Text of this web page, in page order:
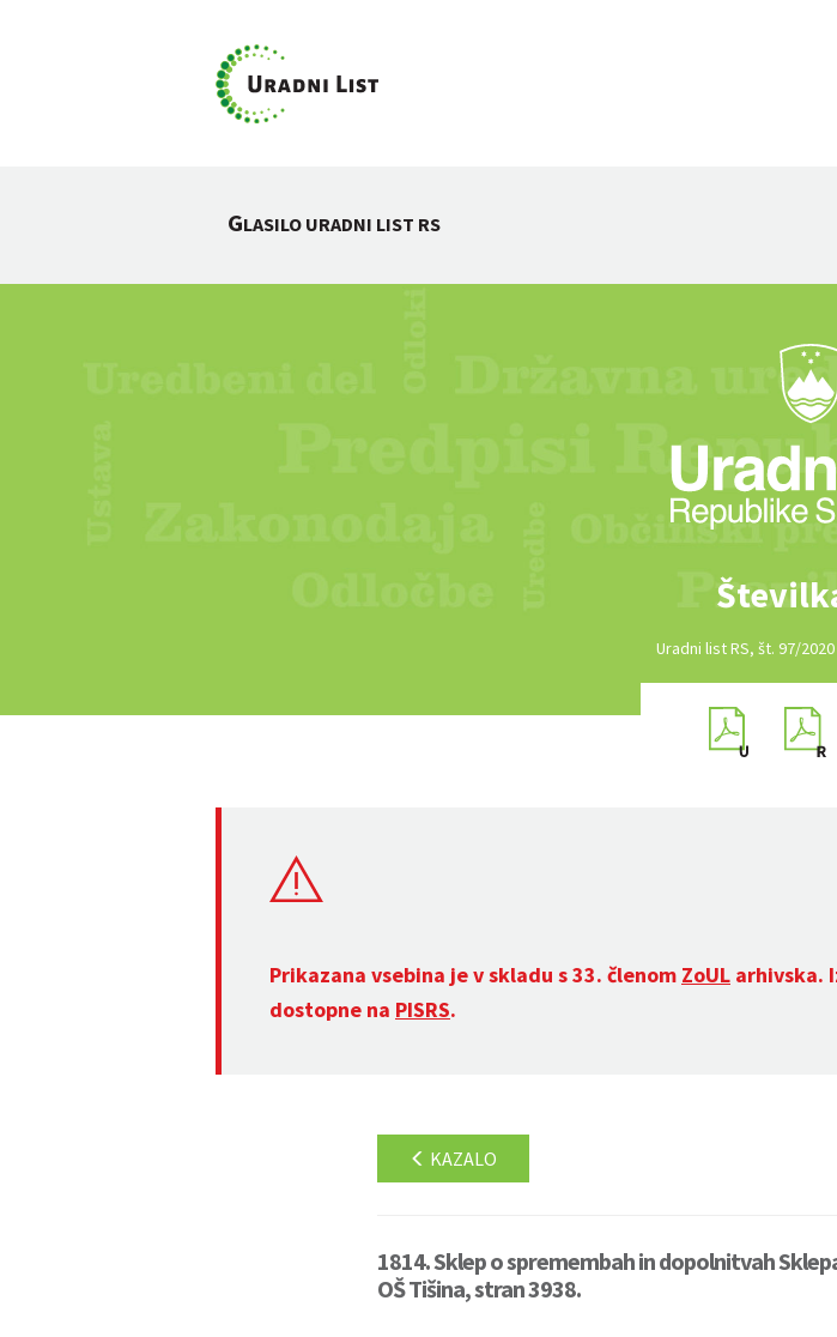
GLASILO URADNI LIST RS
Uradni list RS, št. 97/
Prikazana vsebina je v skladu s 33. členom ZoUL arhivska.
dostopne na PISRS.
KAZALO
1814. Sklep o spremembah in dopolnitvah
OŠ Tišina, stran 3938.